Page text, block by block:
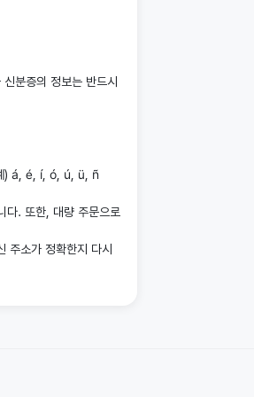
분증의 정보는 반드시
예) á, é, í, ó, ú, ü, ñ
다. 또한, 대량 주문으로
주소가 정확한지 다시